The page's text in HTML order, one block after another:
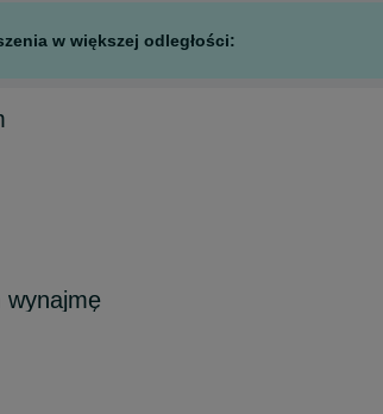
w większej odległości:
wynajmę